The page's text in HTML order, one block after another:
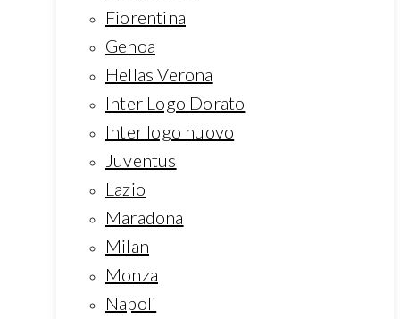
Fiorentina
Genoa
Hellas Verona
Inter Logo Dorato
Inter logo nuovo
Juventus
Lazio
Maradona
Milan
Monza
Napoli